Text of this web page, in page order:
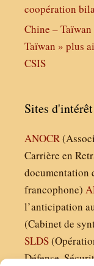
coopération
Chine –
Taïwan » plus
CSIS
Sites d'intérêt
ANOCR
Carrière en
documentation
francophone)
l’anticipation
(Cabinet de
SLDS
Défense,